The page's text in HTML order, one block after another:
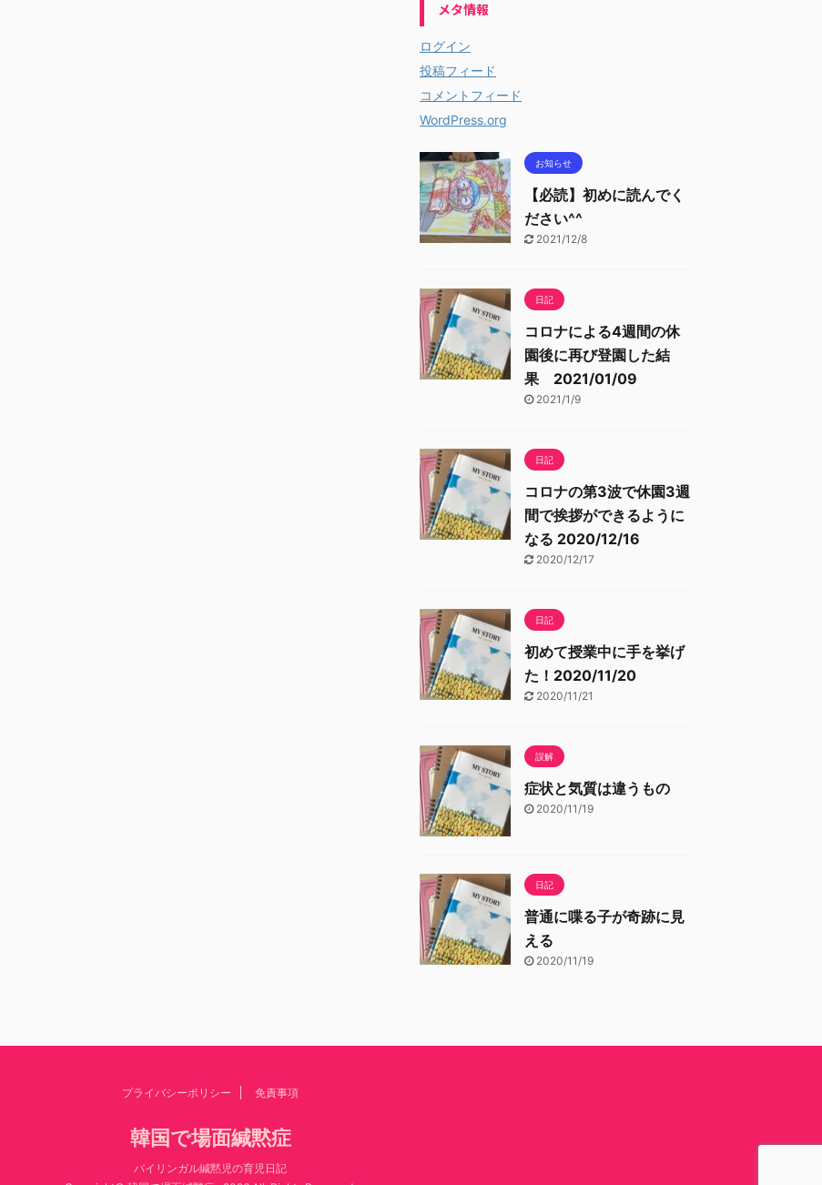
メタ情報
ログイン
投稿フィード
コメントフィード
WordPress.org
お知らせ
【必読】初めに読んでく
ださい^^
2021/12/8
日記
コロナによる4週間の休
園後に再び登園した結
果 2021/01/09
2021/1/9
日記
コロナの第3波で休園3週
間で挨拶ができるように
なる 2020/12/16
2020/12/17
日記
初めて授業中に手を挙げ
た！2020/11/20
2020/11/21
誤解
症状と気質は違うもの
2020/11/19
日記
普通に喋る子が奇跡に見
える
2020/11/19
プライバシーポリシー 免責事項
韓国で場面緘黙症
バイリンガル緘黙児の育児日記